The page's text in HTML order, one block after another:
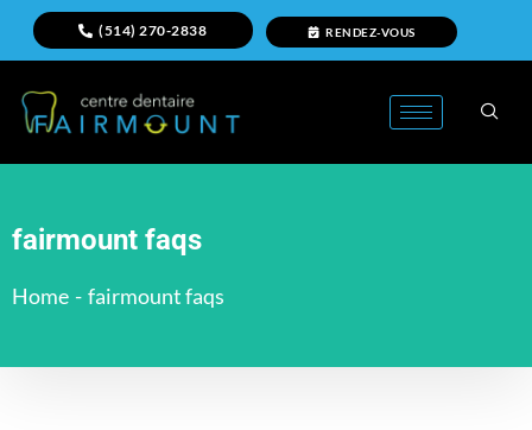
(514) 270-2838 RENDEZ-VOUS
fairmount faqs
Home - fairmount faqs